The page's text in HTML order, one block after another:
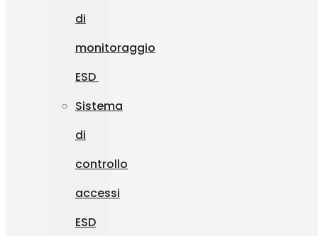
di
monitoraggio
ESD
Sistema
di
controllo
accessi
ESD